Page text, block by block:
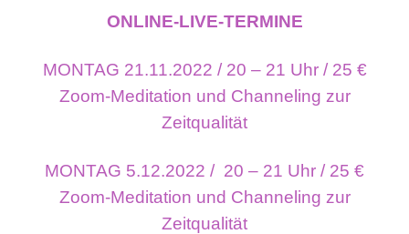
ONLINE-LIVE-TERMINE
MONTAG 21.11.2022 / 20 – 21 Uhr / 25 €
Zoom-Meditation und Channeling zur
Zeitqualität
MONTAG 5.12.2022 / 20 – 21 Uhr / 25 €
Zoom-Meditation und Channeling zur
Zeitqualität